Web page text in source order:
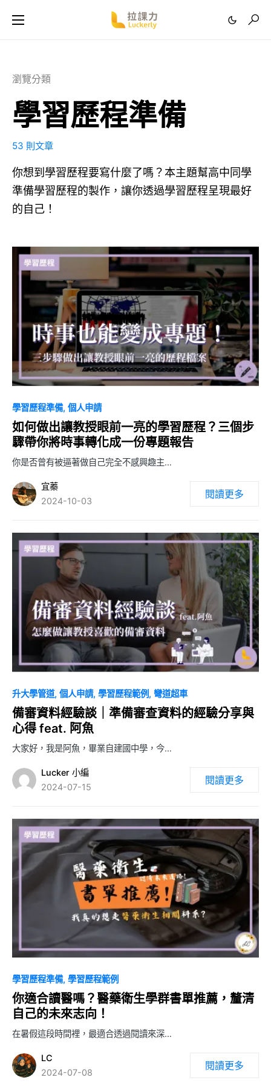
瀏覽分類
學習歷程準備
53 則文章
你想到學習歷程要寫什麼了嗎？本主題幫高中同學
準備學習歷程的製作，讓你透過學習歷程呈現最好
的自己！
學習歷程準備 個人申請
如何做出讓教授眼前一亮的學習歷程？三個步
驟帶你將時事轉化成一份專題報告
你是否曾有被逼著做自己完全不感興趣主…
宜蓁
2024-10-03
閱讀更多
0
升大學管道 個人申請 學習歷程範例 彎道超車
備審資料經驗談｜準備審查資料的經驗分享與
心得 feat. 阿魚
大家好，我是阿魚，畢業自建國中學，今…
Lucker 小編
2024-07-15
閱讀更多
學習歷程準備 學習歷程範例
你適合讀醫嗎？醫藥衛生學群書單推薦，釐清
自己的未來志向！
在暑假這段時間裡，最適合透過閱讀來深…
LC
2024-07-08
閱讀更多